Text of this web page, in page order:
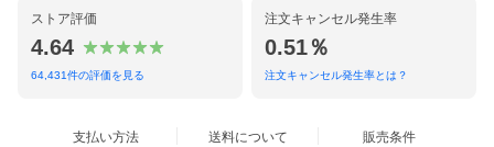
ストア評価
4.64
64,431件の評価を見る
注文キャンセル発生率
0.51％
注文キャンセル発生率とは？
支払い方法 送料について 販売条件